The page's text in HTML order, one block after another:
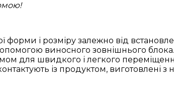
!
форми і розміру залежно від
виносного зовнішнього блока.
для швидкого і легкого
із продуктом, виготовлені з